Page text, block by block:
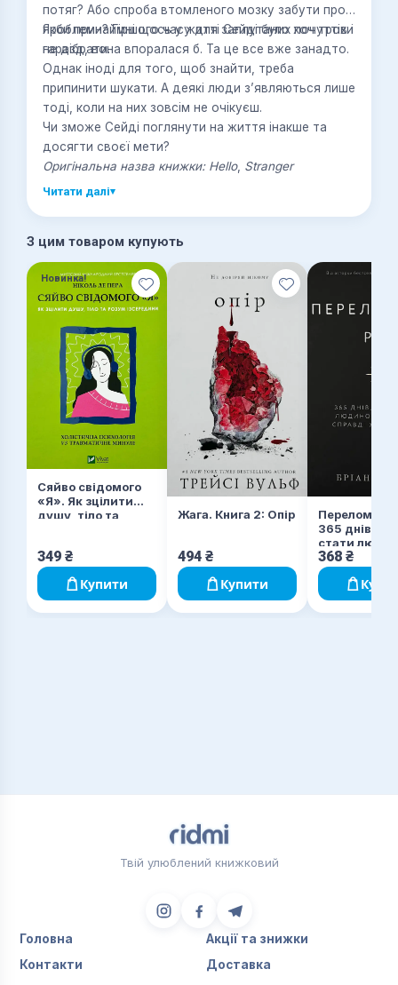
потяг? Або спроба втомленого мозку забути про
проблеми? Гіршого часу для заплутаних почуттів і
не дібрати.
Якби принаймні щось у житті Сейді було хоч трохи
гаразд, вона впоралася б. Та це все вже занадто.
Однак іноді для того, щоб знайти, треба
припинити шукати. А деякі люди з’являються лише
тоді, коли на них зовсім не очікуєш.
Чи зможе Сейді поглянути на життя інакше та
досягти своєї мети?
Оригінальна назва книжки: Hello, Stranger
Читати далі▾
З цим товаром купують
Новинка!
Сяйво свідомого
«Я». Як зцілити
душу, тіло та
349 ₴
Купити
Жага. Книга 2: Опір
494 ₴
Купити
Переломний
365 днів,
стати
якою ви
хочете бути
368 ₴
Твій улюблений книжковий
Головна
Акції та знижки
Контакти
Доставка